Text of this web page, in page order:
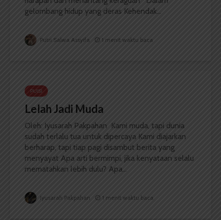
gelombang hidup yang deras Kehendak...
Putri Salwa Assyifa 1 menit waktu baca
PUISI
Lelah Jadi Muda
Oleh: Iyusarah Pakpahan Kami muda, tapi dunia
sudah terlalu tua untuk dipercaya Kami diajarkan
berharap, tapi tiap pagi disambut berita yang
menyayat Apa arti bermimpi, jika kenyataan selalu
mematahkan lebih dulu? Apa...
Iyusarah Pakpahan 1 menit waktu baca